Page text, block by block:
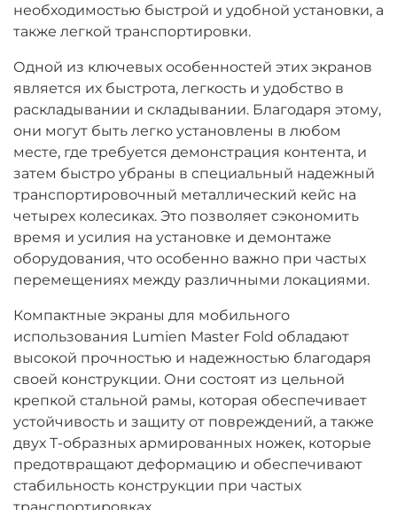
необходимостью быстрой и удобной установки, а
также легкой транспортировки.
Одной из ключевых особенностей этих экранов
является их быстрота, легкость и удобство в
раскладывании и складывании. Благодаря этому,
они могут быть легко установлены в любом
месте, где требуется демонстрация контента, и
затем быстро убраны в специальный надежный
транспортировочный металлический кейс на
четырех колесиках. Это позволяет сэкономить
время и усилия на установке и демонтаже
оборудования, что особенно важно при частых
перемещениях между различными локациями.
Компактные экраны для мобильного
использования Lumien Master Fold обладают
высокой прочностью и надежностью благодаря
своей конструкции. Они состоят из цельной
крепкой стальной рамы, которая обеспечивает
устойчивость и защиту от повреждений, а также
двух Т-образных армированных ножек, которые
предотвращают деформацию и обеспечивают
стабильность конструкции при частых